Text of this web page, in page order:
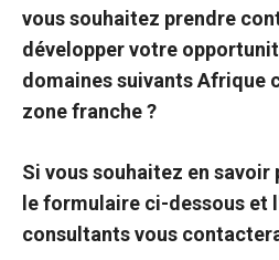
vous souhaitez prendre
développer votre
domaines suivantsAfrique
zone franche ?
Si vous souhaitez en
le formulaire ci-dessous et
consultants vous